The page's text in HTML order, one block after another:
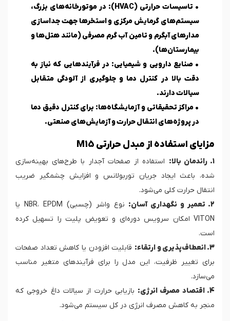
• تاسیسات حرارتی (HVAC):
در موتورخانه‌های بزرگ،
سیستم‌های گرمایش مرکزی و استخرها جهت جداسازی
مدارهای آبگرم و تامین آب گرم مصرفی (مانند هتل‌ها و
بیمارستان‌ها).
• صنایع دارویی و شیمیایی: در فرآیندهایی که نیاز به
دقت بالا در کنترل دما و جلوگیری از آلودگی متقابل
سیالات دارند.
• مراکز تحقیقاتی و آزمایشگاه‌ها: برای کنترل دقیق دما
در پروژه‌های انتقال حرارت و آزمایش‌های صنعتی.
مزایای استفاده از مبدل حرارتی M15
1. راندمان بالا:
استفاده از صفحات آجدار با طرح‌های بهینه‌سازی
شده، باعث ایجاد جریان توربولانس و افزایش چشمگیر ضریب
انتقال حرارت کلی می‌شود.
2. تعمیر و نگهداری آسان:
نوع واشر (چسبی) NBR، EPDM یا
VITON امکان سرویس دوره‌ای و تعویض پلیت را تسهیل کرده
است.
3. انعطاف‌پذیری و ارتقاء:
قابلیت افزودن یا کاهش تعداد صفحات
برای تغییر ظرفیت، این مدل را برای فرآیندهای متغیر مناسب
می‌سازد.
4. اقتصاد مصرف انرژی:
بازیابی حرارت از سیالات داغ خروجی که
منجر به کاهش مصرف انرژی در کل سیستم می‌شود.